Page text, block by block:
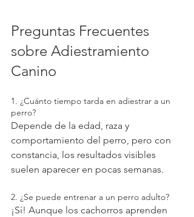
Preguntas Frecuentes
sobre Adiestramiento
Canino
1. ¿Cuánto tiempo tarda en adiestrar a un
perro?
Depende de la edad, raza y
comportamiento del perro, pero con
constancia, los resultados visibles
suelen aparecer en pocas semanas.
2. ¿Se puede entrenar a un perro adulto?
¡Sí! Aunque los cachorros aprenden